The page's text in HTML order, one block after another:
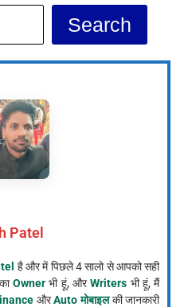
Search
Patel
है और में पिछले 4 सालो से आपको सही
काOwnerभी हूं, औरWriters भी हूं, मैं
औरAuto मोबाइलकी जानकारी